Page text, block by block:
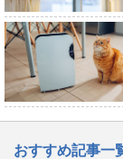
おすすめ記事一